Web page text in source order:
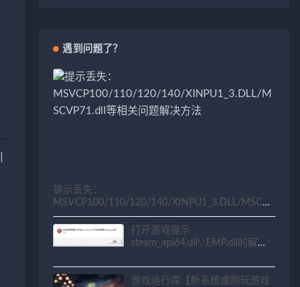
遇到问题了？
提示丢失：
MSVCP100/110/120/140/XINPU1_3.DLL/MSCV
P71.dll等相关问题解决方法
打开游戏提示
steam_api64.dll\\EMP.dll的解决
游戏运行库【新系统或刚玩游戏